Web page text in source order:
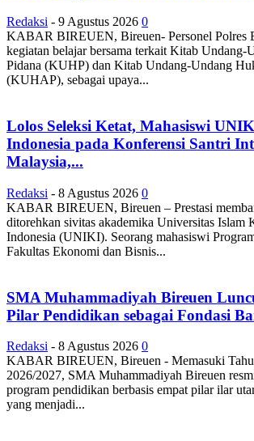
Redaksi - 9 Agustus 2026 0
KABAR BIREUEN, Bireuen- Personel Polres
kegiatan belajar bersama terkait Kitab Undang-
Pidana (KUHP) dan Kitab Undang-Undang
(KUHAP), sebagai upaya...
Lolos Seleksi Ketat, Mahasiswi
Indonesia pada Konferensi Santri
Malaysia,...
Redaksi - 8 Agustus 2026 0
KABAR BIREUEN, Bireuen – Prestasi
ditorehkan sivitas akademika Universitas Islam
Indonesia (UNIKI). Seorang mahasiswi
Fakultas Ekonomi dan Bisnis...
SMA Muhammadiyah Bireuen
Pilar Pendidikan sebagai Fondasi
Redaksi - 8 Agustus 2026 0
KABAR BIREUEN, Bireuen - Memasuki
2026/2027, SMA Muhammadiyah Bireuen
program pendidikan berbasis empat pilar ilar
yang menjadi...